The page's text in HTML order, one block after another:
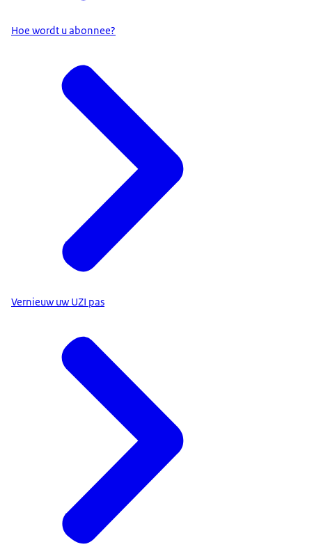
Hoe wordt u abonnee?
Vernieuw uw UZI pas